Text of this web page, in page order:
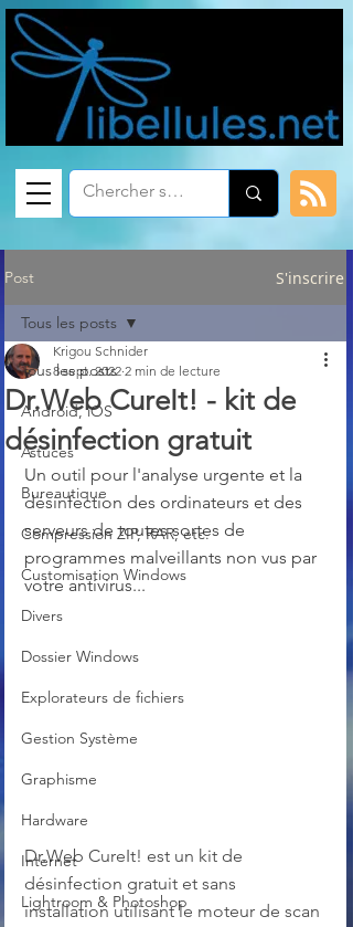
Post S'inscrire
Tous les posts
Android, iOS
Astuces
Bureautique
Compression ZIP, RAR, etc.
Customisation Windows
Divers
Dossier Windows
Explorateurs de fichiers
Gestion Système
Graphisme
Hardware
Internet
Lightroom & Photoshop
Tous les posts
Dr.Web CureIt! - kit de
désinfection gratuit
Krigou Schnider
8 sept. 2022 2 min de lecture
Un outil pour l'analyse urgente et la
désinfection des ordinateurs et des
serveurs de toutes sortes de
programmes malveillants non vus par
votre antivirus...
Dr.Web CureIt! est un kit de
désinfection gratuit et sans
installation utilisant le moteur de scan